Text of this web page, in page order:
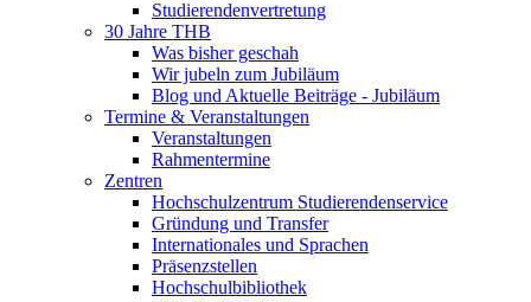
Studierendenvertretung
30 Jahre THB
Was bisher geschah
Wir jubeln zum Jubiläum
Blog und Aktuelle Beiträge - Jubiläum
Termine & Veranstaltungen
Veranstaltungen
Rahmentermine
Zentren
Hochschulzentrum Studierendenservice
Gründung und Transfer
Internationales und Sprachen
Präsenzstellen
Hochschulbibliothek